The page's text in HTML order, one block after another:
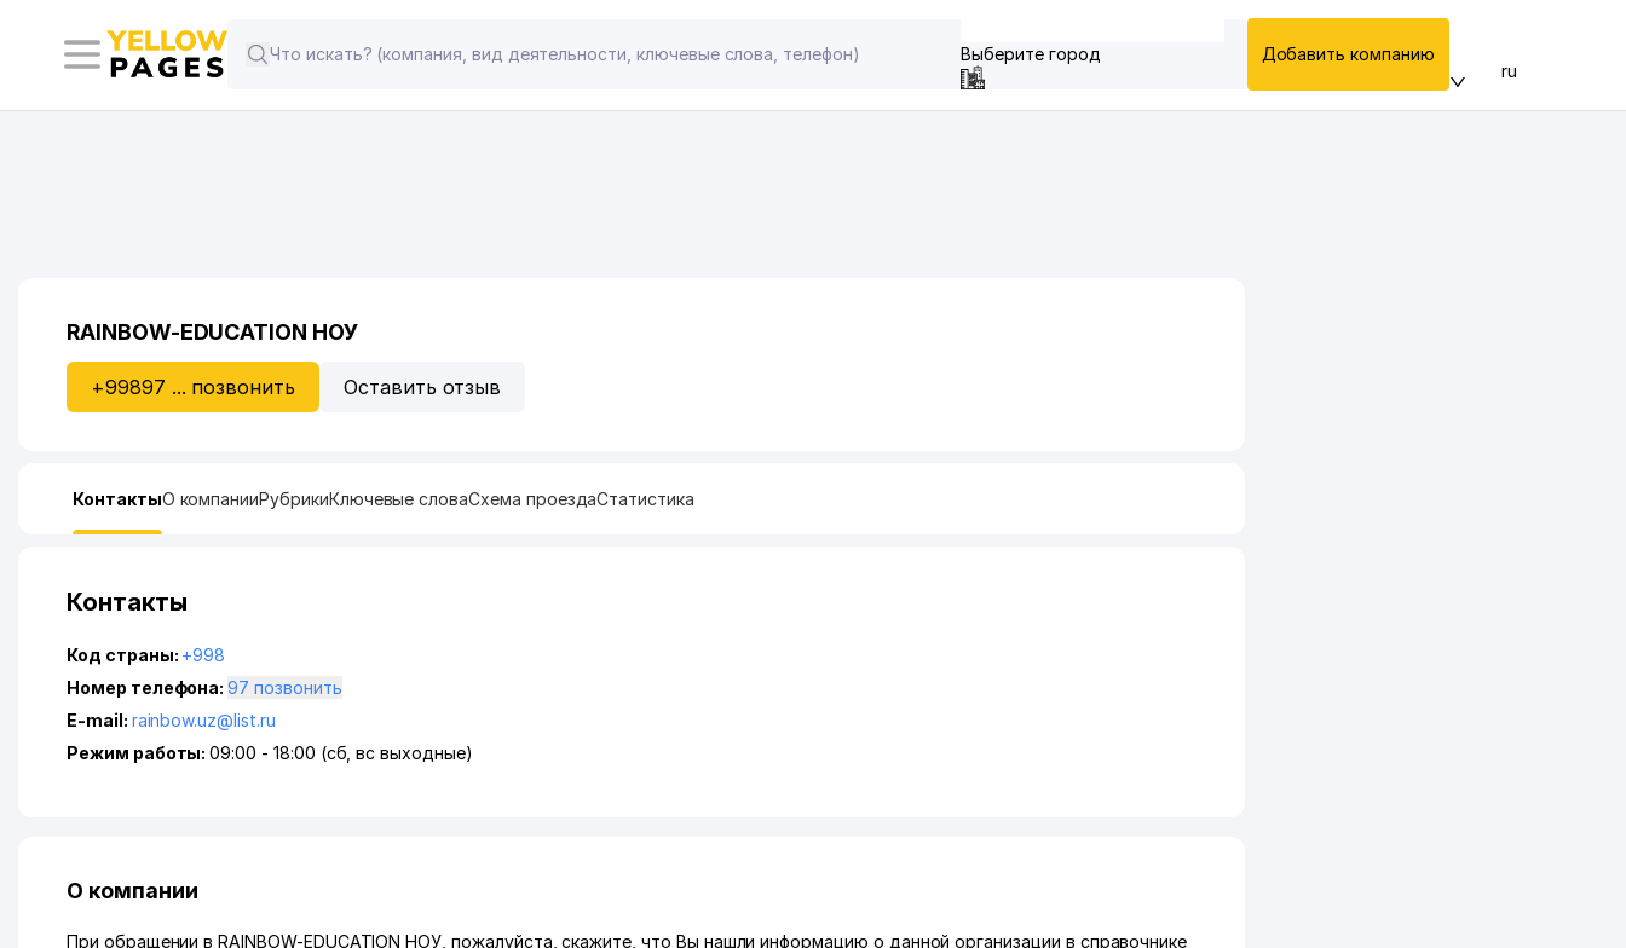
Выберите город Добавить компанию
ru
RAINBOW-EDUCATION НОУ
+99897 ... позвонить Оставить отзыв
КонтактыО компанииРубрикиКлючевые словаСхема проездаСтатистика
Контакты
Код страны: +998
Номер телефона:
97 позвонить
E-mail: rainbow.uz@list.ru
Режим работы:09:00 - 18:00 (сб, вс выходные)
О компании
При обращении в RAINBOW-EDUCATION НОУ, пожалуйста, скажите, что Вы нашли информацию о данной организации в справочнике